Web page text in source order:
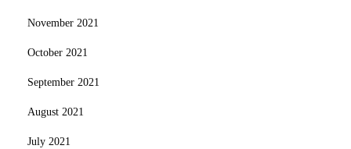
November 2021
October 2021
September 2021
August 2021
July 2021